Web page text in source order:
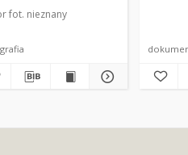
fot. nieznany